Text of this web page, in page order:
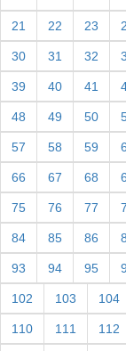
21 22 23
30 31 32
39 40 41
48 49 50
57 58 59
66 67 68
75 76 77
84 85 86
93 94 95
102 103 104
110 111 112